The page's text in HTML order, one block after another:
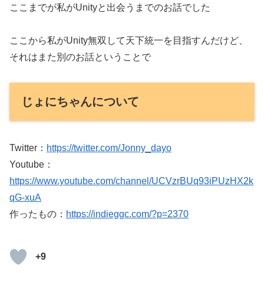
ここまでが私がUnityと出会うまでのお話でした
ここから私がUnity無双して天下統一を目指すんだけど、
それはまた別のお話ということで
じょにちゃんについて
Twitter： https://twitter.com/Jonny_dayo
Youtube：
https://www.youtube.com/channel/UCVzrBUq93iPUzHX2k
qG-xuA
作ったもの： https://indieggc.com/?p=2370
+9